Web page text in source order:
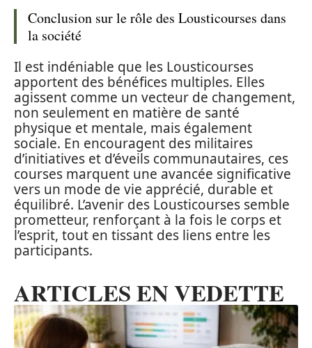
Conclusion sur le rôle des Lousticourses dans
la société
Il est indéniable que les Lousticourses
apportent des bénéfices multiples. Elles
agissent comme un vecteur de changement,
non seulement en matière de santé
physique et mentale, mais également
sociale. En encouragent des militaires
d’initiatives et d’éveils communautaires, ces
courses marquent une avancée significative
vers un mode de vie apprécié, durable et
équilibré. L’avenir des Lousticourses semble
prometteur, renforçant à la fois le corps et
l’esprit, tout en tissant des liens entre les
participants.
ARTICLES EN VEDETTE